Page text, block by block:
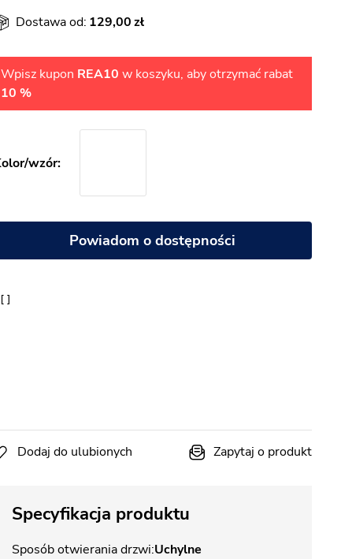
Dostawa od: 129,00
Wpisz kupon REA10 w koszyku, aby otrzymać rabat
10 %
Powiadom o dostępności
Dodaj do ulubionych Zapytaj o produkt
Specyfikacja produktu
Sposób otwierania drzwi Uchylne